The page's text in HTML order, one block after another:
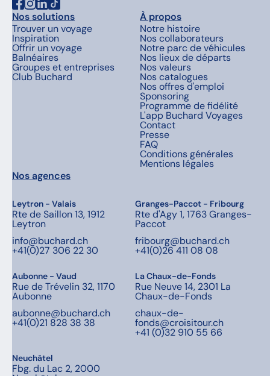
Nos solutions
Trouver un voyage
Inspiration
Offrir un voyage
Balnéaires
Groupes et entreprises
Club Buchard
À propos
Notre histoire
Nos collaborateurs
Notre parc de véhicules
Nos lieux de départs
Nos valeurs
Nos catalogues
Nos offres d'emploi
Sponsoring
Programme de fidélité
L'app Buchard Voyages
Contact
Presse
FAQ
Conditions générales
Mentions légales
Nos agences
Leytron - Valais
Rte de Saillon 13, 1912
Leytron
info@buchard.ch
+41(0)27 306 22 30
Granges-Paccot - Fribourg
Rte d'Agy 1, 1763 Granges-
Paccot
fribourg@buchard.ch
+41(0)26 411 08 08
Aubonne - Vaud
Rue de Trévelin 32, 1170
Aubonne
aubonne@buchard.ch
+41(0)21 828 38 38
La Chaux-de-Fonds
Rue Neuve 14, 2301 La
Chaux-de-Fonds
chaux-de-
fonds@croisitour.ch
+41 (0)32 910 55 66
Neuchâtel
Fbg. du Lac 2, 2000